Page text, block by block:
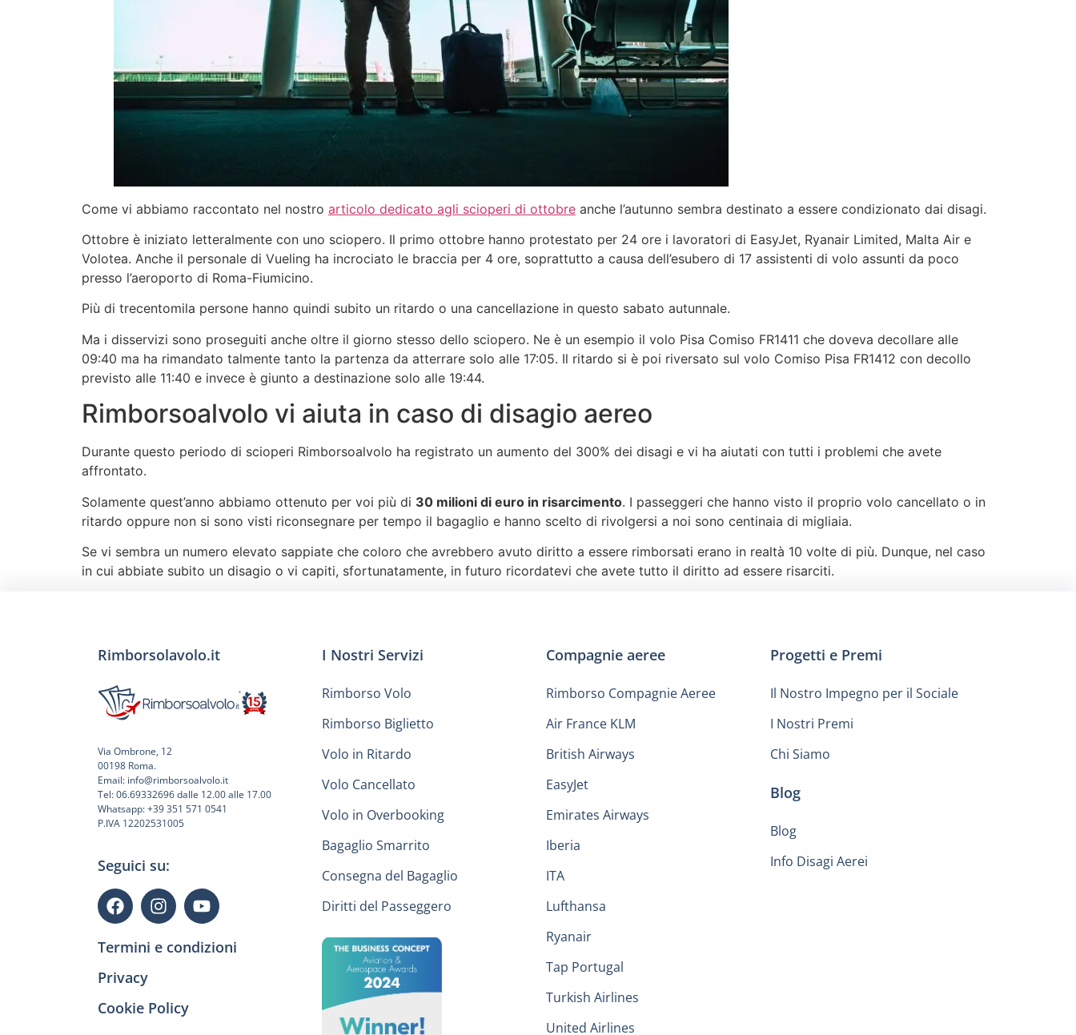
Come vi abbiamo raccontato nel nostro articolo dedicato agli scioperi di ottobre anche l’autunno sembra destinato a essere condizionato dai disagi.
Ottobre è iniziato letteralmente con uno sciopero. Il primo ottobre hanno protestato per 24 ore i lavoratori di EasyJet, Ryanair Limited, Malta Air e
Volotea. Anche il personale di Vueling ha incrociato le braccia per 4 ore, soprattutto a causa dell’esubero di 17 assistenti di volo assunti da poco
presso l’aeroporto di Roma-Fiumicino.
Più di trecentomila persone hanno quindi subito un ritardo o una cancellazione in questo sabato autunnale.
Ma i disservizi sono proseguiti anche oltre il giorno stesso dello sciopero. Ne è un esempio il volo Pisa Comiso FR1411 che doveva decollare alle
09:40 ma ha rimandato talmente tanto la partenza da atterrare solo alle 17:05. Il ritardo si è poi riversato sul volo Comiso Pisa FR1412 con decollo
previsto alle 11:40 e invece è giunto a destinazione solo alle 19:44.
Rimborsoalvolo vi aiuta in caso di disagio aereo
Durante questo periodo di scioperi Rimborsoalvolo ha registrato un aumento del 300% dei disagi e vi ha aiutati con tutti i problemi che avete
affrontato.
Solamente quest’anno abbiamo ottenuto per voi più di 30 milioni di euro in risarcimento. I passeggeri che hanno visto il proprio volo cancellato o in
ritardo oppure non si sono visti riconsegnare per tempo il bagaglio e hanno scelto di rivolgersi a noi sono centinaia di migliaia.
Se vi sembra un numero elevato sappiate che coloro che avrebbero avuto diritto a essere rimborsati erano in realtà 10 volte di più. Dunque, nel caso
in cui abbiate subito un disagio o vi capiti, sfortunatamente, in futuro ricordatevi che avete tutto il diritto ad essere risarciti.
Rimborsolavolo.it
Via Ombrone, 12
00198 Roma.
Email: info@rimborsoalvolo.it
Tel: 06.69332696 dalle 12.00 alle 17.00
Whatsapp: +39 351 571 0541
P.IVA 12202531005
Seguici su:
Termini e condizioni
Privacy
Cookie Policy
I Nostri Servizi
Rimborso Volo
Rimborso Biglietto
Volo in Ritardo
Volo Cancellato
Volo in Overbooking
Bagaglio Smarrito
Consegna del Bagaglio
Diritti del Passeggero
Compagnie aeree
Rimborso Compagnie Aeree
Air France KLM
British Airways
EasyJet
Emirates Airways
Iberia
ITA
Lufthansa
Ryanair
Tap Portugal
Turkish Airlines
United Airlines
Progetti e Premi
Il Nostro Impegno per il Sociale
I Nostri Premi
Chi Siamo
Blog
Blog
Info Disagi Aerei